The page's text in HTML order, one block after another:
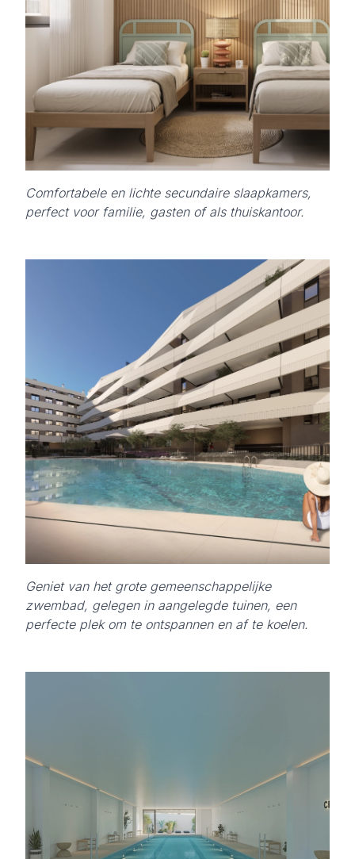
Comfortabele en lichte secundaire slaapkamers,
perfect voor familie, gasten of als thuiskantoor.
Geniet van het grote gemeenschappelijke
zwembad, gelegen in aangelegde tuinen, een
perfecte plek om te ontspannen en af te koelen.